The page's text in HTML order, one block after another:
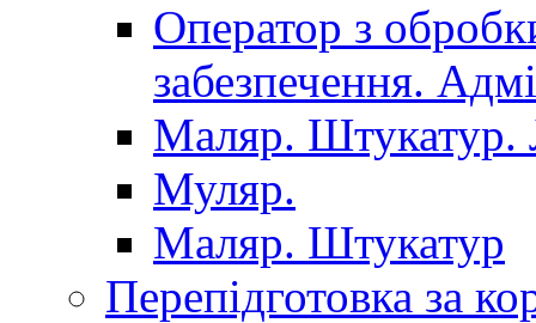
Оператор з
забезпечення.
Маляр. Штукатур.
Муляр.
Маляр. Штукатур
Перепідготовка за